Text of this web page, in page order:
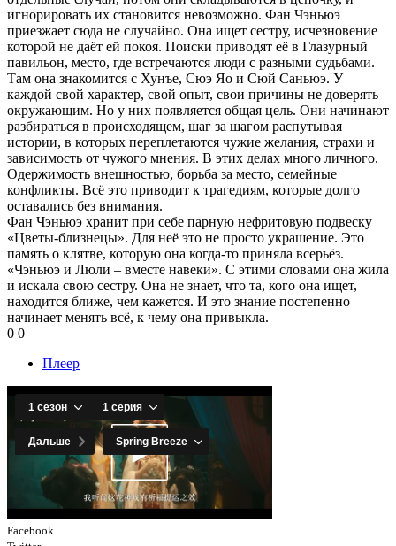
игнорировать их становится невозможно. Фан Чэньюэ
приезжает сюда не случайно. Она ищет сестру, исчезновение
которой не даёт ей покоя. Поиски приводят её в Глазурный
павильон, место, где встречаются люди с разными судьбами.
Там она знакомится с Хунъе, Сюэ Яо и Сюй Саньюэ. У
каждой свой характер, свой опыт, свои причины не доверять
окружающим. Но у них появляется общая цель. Они начинают
разбираться в происходящем, шаг за шагом распутывая
истории, в которых переплетаются чужие желания, страхи и
зависимость от чужого мнения. В этих делах много личного.
Одержимость внешностью, борьба за место, семейные
конфликты. Всё это приводит к трагедиям, которые долго
оставались без внимания.
Фан Чэньюэ хранит при себе парную нефритовую подвеску
«Цветы-близнецы». Для неё это не просто украшение. Это
память о клятве, которую она когда-то приняла всерьёз.
«Чэньюэ и Люли – вместе навеки». С этими словами она жила
и искала свою сестру. Она не знает, что та, кого она ищет,
находится ближе, чем кажется. И это знание постепенно
начинает менять всё, к чему она привыкла.
0 0
Плеер
Facebook